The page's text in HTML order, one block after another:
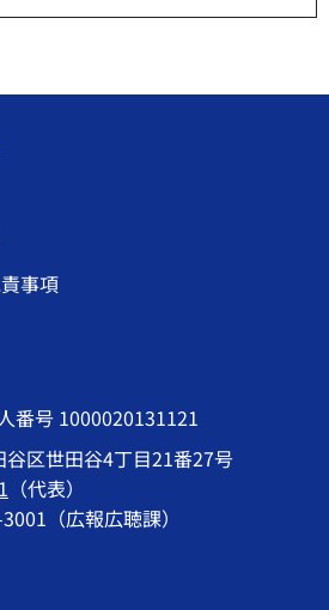
事項
番号 1000020131121
区世田谷4丁目21番27号
（代表）
（広報広聴課）